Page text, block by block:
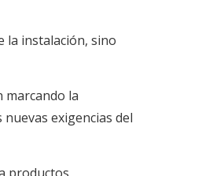
la instalación, sino
marcando la
exigencias del